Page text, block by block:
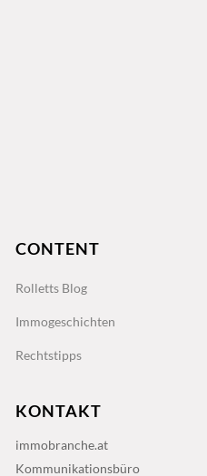
CONTENT
Rolletts Blog
Immogeschichten
Rechtstipps
KONTAKT
immobranche.at
Kommunikationsbüro